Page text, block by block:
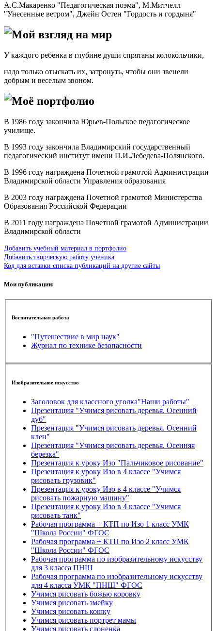
А.С.Макаренко "Педагогическая поэма", М.Митчелл
"Унесенные ветром", Джейн Остен "Гордость и гордыня"
Мой взгляд на мир
У каждого ребенка в глубине души спрятаны колокольчики,
надо только отыскать их, затронуть, чтобы они звенели
добрым и веселым звоном.
Моё портфолио
В 1986 году закончила Юрьев-Польское педагогическое
училище.
В 1993 году закончила Владимирский государственный
педагогический институт имени П.И.Лебедева-Полянского.
В 1996 году награждена Почетной грамотой Администрации
Владимирской области Управления образования
В 2003 году награждена Почетной грамотой Министерства
Образования Российской Федерации
В 2011 году награждена Почетной грамотой Администрации
Владимирской области
Добавить учебный материал в портфолио
Добавить творческую работу ученика
Код для вставки списка публикаций на другие сайты
Мои публикации:
Воспитательная работа
"Путешествие в мир наук"
Журнал по технике безопасности
Изобразительное искусство
Заголовок для классного уголка"Наши работы"
Презентация "Учимся рисовать деревья. Осенний
дуб"
Презентация "Учимся рисовать деревья. Осенний
клен"
Презентация "Учимся рисовать деревья. Осенняя
березка"
Презентация к уроку Изо "Пальчиковое рисование"
Презентация к уроку Изо в 4 классе "Учимся
рисовать грузовик"
Презентация к уроку Изо в 4 классе "Учимся
рисовать пожарную машину"
Презентация к уроку Изо в 4 классе "Учимся
рисовать танк"
Рабочая программа + КТП по Изо 1 класс УМК
"Школа России" ФГОС
Рабочая программа + КТП по Изо 2 класс УМК
"Школа России" ФГОС
Рабочая программа по изобразительному искусству
для 3 класса ПНШ
Рабочая программа по изобразительному искусству
для 4 класса УМК "ПНШ" ФГОС
Учимся рисовать божью коровку
Учимся рисовать змейку
Учимся рисовать кошку
Учимся рисовать портрет мамы
Учимся рисовать слоненка